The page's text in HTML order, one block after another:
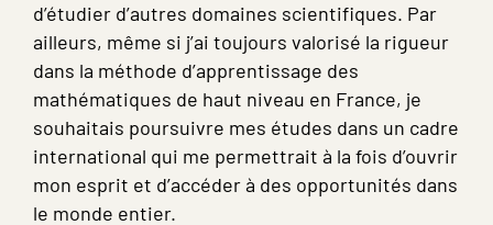
d’étudier d’autres domaines scientifiques. Par
ailleurs, même si j’ai toujours valorisé la rigueur
dans la méthode d’apprentissage des
mathématiques de haut niveau en France, je
souhaitais poursuivre mes études dans un cadre
international qui me permettrait à la fois d’ouvrir
mon esprit et d’accéder à des opportunités dans
le monde entier.